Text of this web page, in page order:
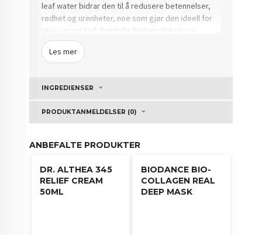
leaf water bidrar den til å redusere betennelser,
rødhet og urenheter, noe som gjør den ideell for
akne-utsatt hud. Samtidig hjelper glykolsyre,
melkesyre og sitronsyre (AHA) med å fjerne døde
hudceller, rense porene og forbedre hudens
Formelen er også beriket med niacinamid og
hudtonen og tilfører næring for en sunn glød.
Glyserin og hyaluronsyre sørger for langvarig
gjennom dagen. Den milde, men effektive
fargestoffer, alkohol og eteriske oljer, og passer
derfor godt til alle hudtyper, også sensitiv hud.
Les mer
INGREDIENSER
PRODUKTANMELDELSER (0)
ANBEFALTE PRODUKTER
DR. ALTHEA 345
RELIEF CREAM
50ML
BIODANCE BIO-
COLLAGEN REAL
DEEP MASK